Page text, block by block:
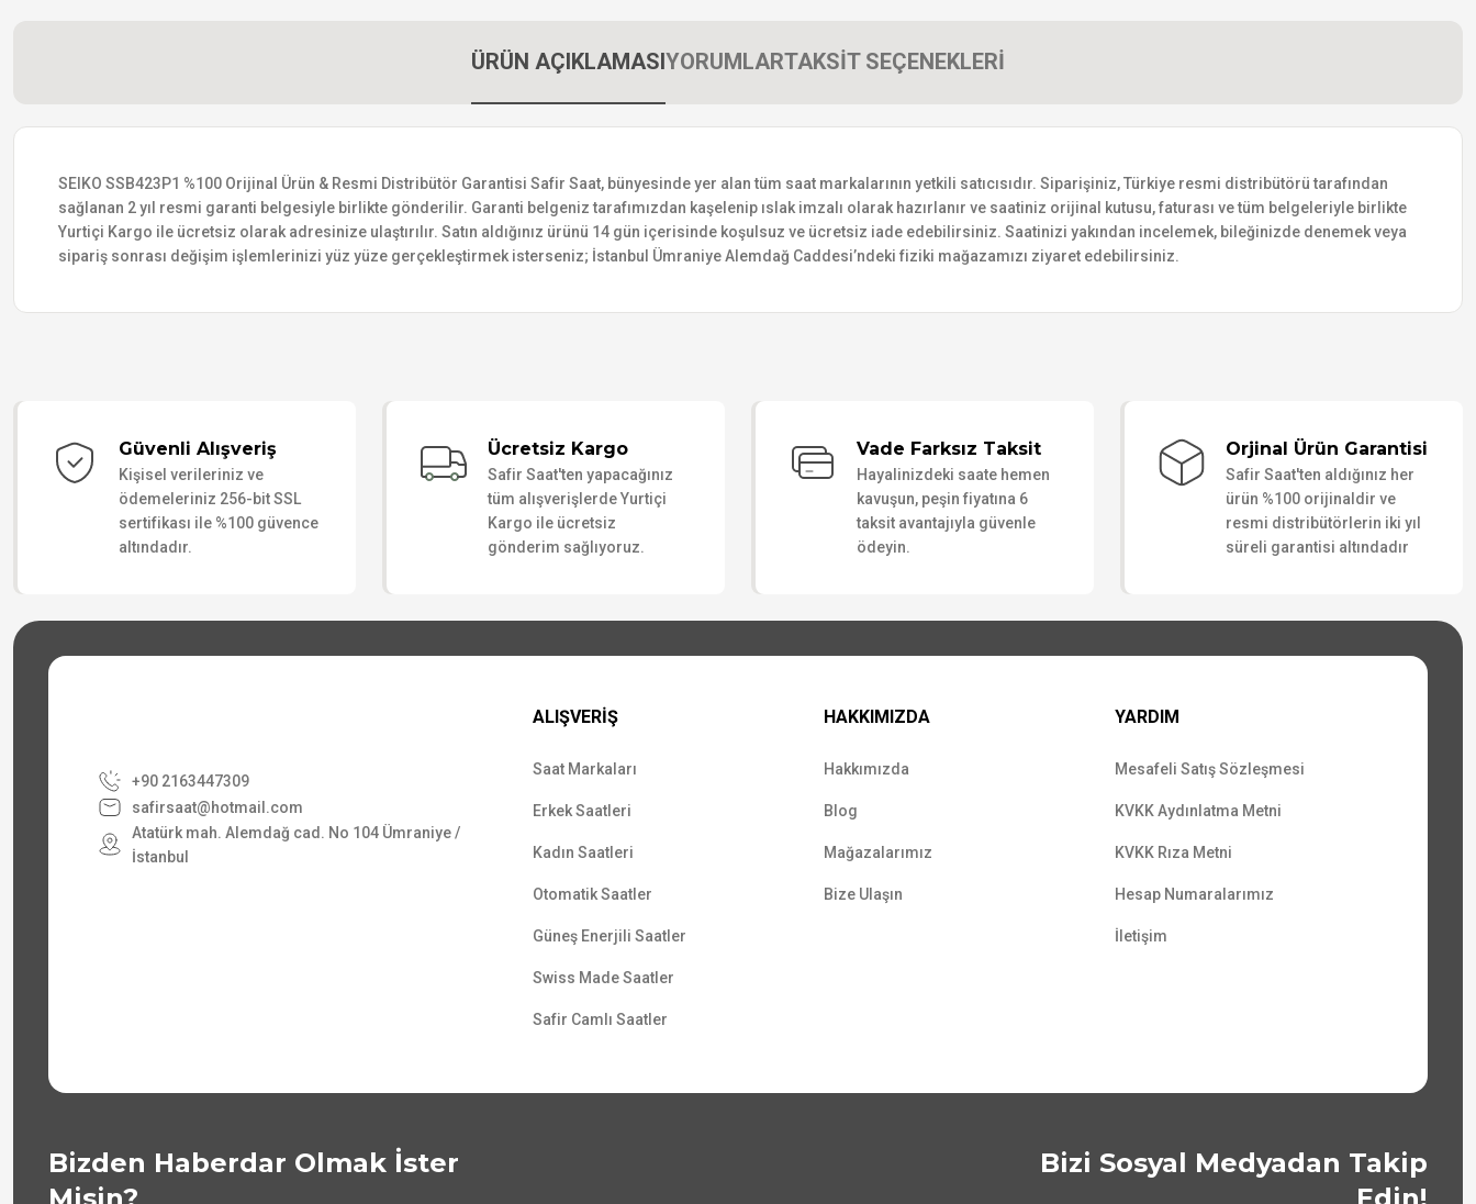
ÜRÜN AÇIKLAMASIYORUMLARTAKSİT SEÇENEKLERİ
SEIKO SSB423P1 %100 Orijinal Ürün & Resmi Distribütör Garantisi Safir Saat, bünyesinde yer alan tüm saat markalarının yetkili satıcısıdır. Siparişiniz, Türkiye resmi distribütörü tarafından
sağlanan 2 yıl resmi garanti belgesiyle birlikte gönderilir. Garanti belgeniz tarafımızdan kaşelenip ıslak imzalı olarak hazırlanır ve saatiniz orijinal kutusu, faturası ve tüm belgeleriyle birlikte
Yurtiçi Kargo ile ücretsiz olarak adresinize ulaştırılır. Satın aldığınız ürünü 14 gün içerisinde koşulsuz ve ücretsiz iade edebilirsiniz. Saatinizi yakından incelemek, bileğinizde denemek veya
sipariş sonrası değişim işlemlerinizi yüz yüze gerçekleştirmek isterseniz; İstanbul Ümraniye Alemdağ Caddesi’ndeki fiziki mağazamızı ziyaret edebilirsiniz.
Güvenli Alışveriş
Kişisel verileriniz ve
ödemeleriniz 256-bit SSL
sertifikası ile %100 güvence
altındadır.
Ücretsiz Kargo
Safir Saat'ten yapacağınız
tüm alışverişlerde Yurtiçi
Kargo ile ücretsiz
gönderim sağlıyoruz.
Vade Farksız Taksit
Hayalinizdeki saate hemen
kavuşun, peşin fiyatına 6
taksit avantajıyla güvenle
ödeyin.
Orjinal Ürün Garantisi
Safir Saat'ten aldığınız her
ürün %100 orijinaldir ve
resmi distribütörlerin iki yıl
süreli garantisi altındadır
+90 2163447309
safirsaat@hotmail.com
Atatürk mah. Alemdağ cad. No 104 Ümraniye /
İstanbul
ALIŞVERİŞ
Saat Markaları
Erkek Saatleri
Kadın Saatleri
Otomatik Saatler
Güneş Enerjili Saatler
Swiss Made Saatler
Safir Camlı Saatler
HAKKIMIZDA
Hakkımızda
Blog
Mağazalarımız
Bize Ulaşın
YARDIM
Mesafeli Satış Sözleşmesi
KVKK Aydınlatma Metni
KVKK Rıza Metni
Hesap Numaralarımız
İletişim
Bizden Haberdar Olmak İster
Bizi Sosyal Medyadan Takip